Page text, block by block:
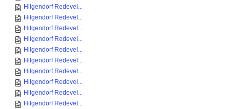
Hilgendorf Redevel...
Hilgendorf Redevel...
Hilgendorf Redevel...
Hilgendorf Redevel...
Hilgendorf Redevel...
Hilgendorf Redevel...
Hilgendorf Redevel...
Hilgendorf Redevel...
Hilgendorf Redevel...
Hilgendorf Redevel...